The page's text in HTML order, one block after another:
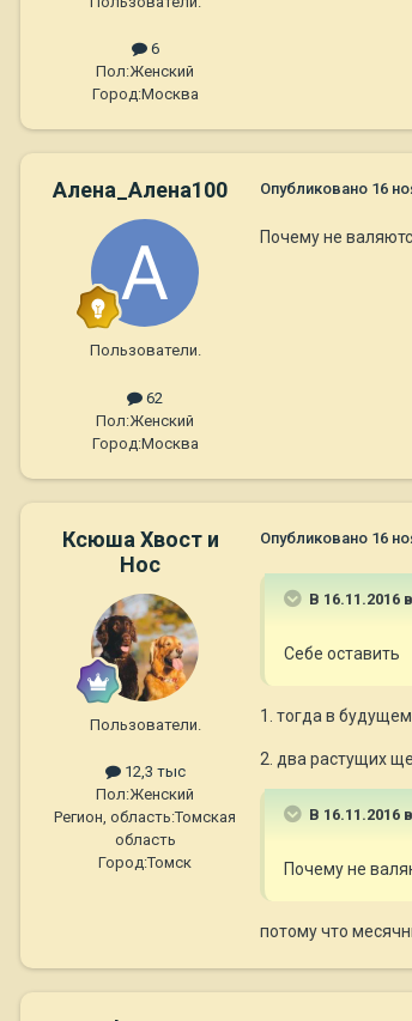
6
Пол:Женский
Город:Москва
Алена_Алена100
Пользователи.
62
Пол:Женский
Город:Москва
Опубликовано 16
Почему не
Ксюша Хвост и
Нос
Пользователи.
12,3 тыс
Пол:Женский
Регион, область:Томская
область
Город:Томск
Опубликовано 16
В 16.11.2016
Себе оставить
1. тогда в
2. два растущих
В 16.11.2016
Почему не
потому что